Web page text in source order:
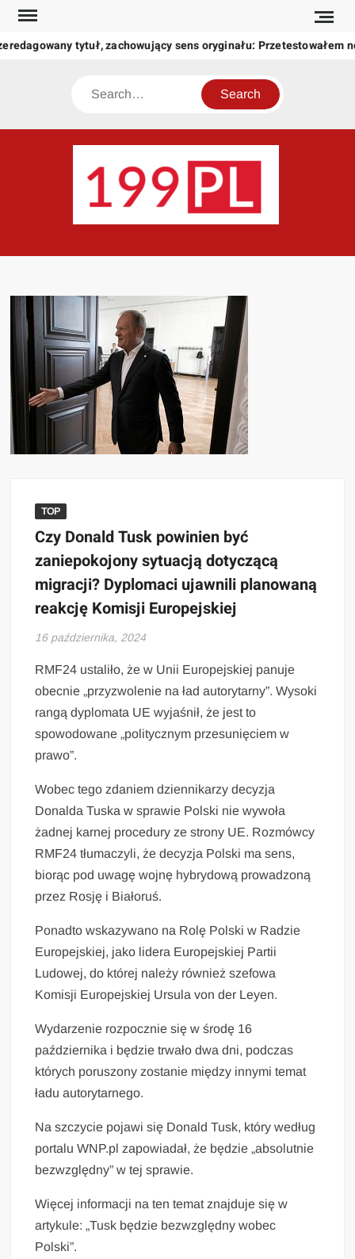
Skip
content
tytuł, zachowujący sens oryginału: Przetestowałem
Search
świat
TOP
Czy Donald Tusk powinien być
zaniepokojony sytuacją dotyczącą
migracji? Dyplomaci ujawnili planowaną
reakcję Komisji Europejskiej
16 października, 2024
RMF24 ustaliło, że w Unii Europejskiej panuje
obecnie „przyzwolenie na ład autorytarny”. Wysoki
rangą dyplomata UE wyjaśnił, że jest to
spowodowane „politycznym przesunięciem w
prawo”.
Wobec tego zdaniem dziennikarzy decyzja
Donalda Tuska w sprawie Polski nie wywoła
żadnej karnej procedury ze strony UE. Rozmówcy
RMF24 tłumaczyli, że decyzja Polski ma sens,
biorąc pod uwagę wojnę hybrydową prowadzoną
przez Rosję i Białoruś.
Ponadto wskazywano na Rolę Polski w Radzie
Europejskiej, jako lidera Europejskiej Partii
Ludowej, do której należy również szefowa
Komisji Europejskiej Ursula von der Leyen.
Wydarzenie rozpocznie się w środę 16
października i będzie trwało dwa dni, podczas
których poruszony zostanie między innymi temat
ładu autorytarnego.
Na szczycie pojawi się Donald Tusk, który według
portalu WNP.pl zapowiadał, że będzie „absolutnie
bezwzględny” w tej sprawie.
Więcej informacji na ten temat znajduje się w
artykule: „Tusk będzie bezwzględny wobec
Polski”.